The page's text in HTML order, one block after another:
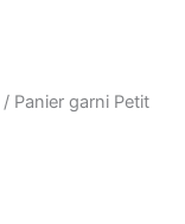
/ Panier garni Petit